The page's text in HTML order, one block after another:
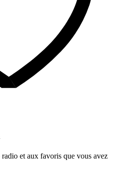
et aux favoris que vous avez